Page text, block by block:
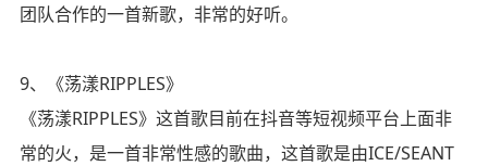
团队合作的一首新歌，非常的好听。
9、《荡漾RIPPLES》
《荡漾RIPPLES》这首歌目前在抖音等短视频平台上面非
常的火，是一首非常性感的歌曲，这首歌是由ICE/SEANT